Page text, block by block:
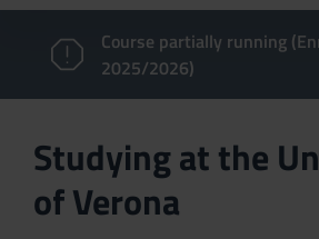
Course partially running
2025/2026)
Studying at the
of Verona